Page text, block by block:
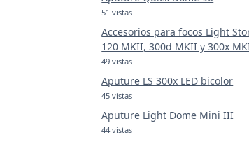
51 vistas
Accesorios para focos Light
120 MKII, 300d MKII y 300x
49 vistas
Aputure LS 300x LED bicolor
45 vistas
Aputure Light Dome Mini III
44 vistas